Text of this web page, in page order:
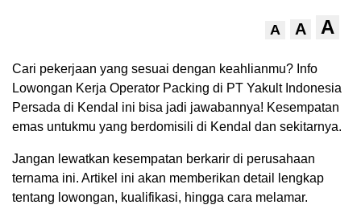
A A A
Cari pekerjaan yang sesuai dengan keahlianmu? Info
Lowongan Kerja Operator Packing di PT Yakult Indonesia
Persada di Kendal ini bisa jadi jawabannya! Kesempatan
emas untukmu yang berdomisili di Kendal dan sekitarnya.
Jangan lewatkan kesempatan berkarir di perusahaan
ternama ini. Artikel ini akan memberikan detail lengkap
tentang lowongan, kualifikasi, hingga cara melamar.